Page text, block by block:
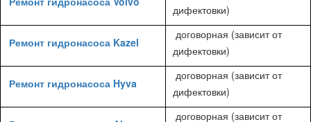
дифектовки)
Ремонт гидронасоса Kazel
договорная (зависит от
дифектовки)
Ремонт гидронасоса Hyva
договорная (зависит от
дифектовки)
договорная (зависит от